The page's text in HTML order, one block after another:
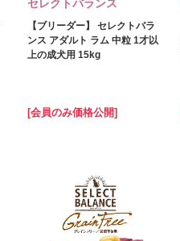
セレクトバランス
【ブリーダー】 セレクトバラ
ンス アダルト ラム 中粒 1才以
上の成犬用 15kg
[会員のみ価格公開]